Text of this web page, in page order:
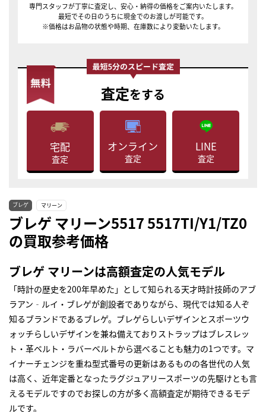
専門スタッフが丁寧に査定し、安心・納得の価格をご案内いたします。
最短でその日のうちに現金でのお渡しが可能です。
※価格はお品物の状態や時期、在庫数により変動いたします。
査定をする
宅配
査定
オンライン
査定
LINE
査定
ブレゲ マリーン
ブレゲ マリーン5517 5517TI/Y1/TZ0
の買取参考価格
ブレゲ マリーンは高額査定の人気モデル
「時計の歴史を200年早めた」として知られる天才時計技師のアブ
ラアン‐ルイ・ブレゲが創設者でありながら、現代では知る人ぞ
知るブランドであるブレゲ。ブレゲらしいデザインとスポーツウ
ォッチらしいデザインを兼ね備えておりストラップはブレスレッ
ト・革ベルト・ラバーベルトから選べることも魅力の1つです。マ
イナーチェンジを重ね型式番号の更新はあるものの各世代の人気
は高く、近年定番となったラグジュアリースポーツの先駆けとも言
えるモデルですのでお探しの方が多く高額査定が期待できるモデ
ルです。